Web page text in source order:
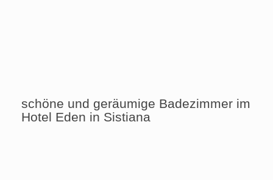
schöne und geräumige Badezimmer im
Hotel Eden in Sistiana